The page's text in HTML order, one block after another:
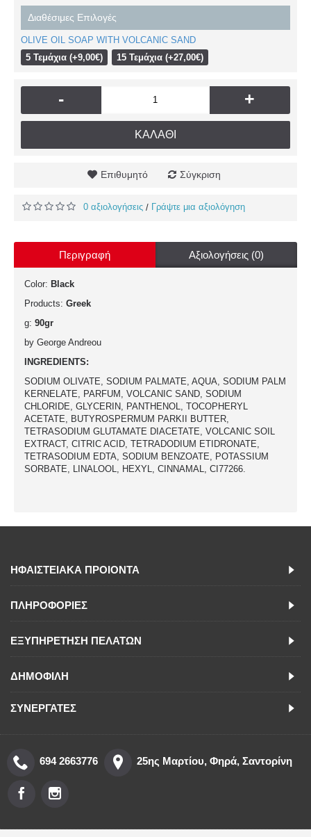
Διαθέσιμες Επιλογές
OLIVE OIL SOAP WITH VOLCANIC SAND
5 Τεμάχια (+9,00€)
15 Τεμάχια (+27,00€)
- +
ΚΑΛΆΘΙ
Επιθυμητό Σύγκριση
0 αξιολογήσεις / Γράψτε μια αξιολόγηση
Περιγραφή Αξιολογήσεις (0)
Color: Black
Products: Greek
g: 90gr
by George Andreou
INGREDIENTS:
SODIUM OLIVATE, SODIUM PALMATE, AQUA, SODIUM PALM
KERNELATE, PARFUM, VOLCANIC SAND, SODIUM
CHLORIDE, GLYCERIN, PANTHENOL, TOCOPHERYL
ACETATE, BUTYROSPERMUM PARKII BUTTER,
TETRASODIUM GLUTAMATE DIACETATE, VOLCANIC SOIL
EXTRACT, CITRIC ACID, TETRADODIUM ETIDRONATE,
TETRASODIUM EDTA, SODIUM BENZOATE, POTASSIUM
SORBATE, LINALOOL, HEXYL, CINNAMAL, CI77266.
ΗΦΑΙΣΤΕΙΑΚΑ ΠΡΟΙΟΝΤΑ
ΠΛΗΡΟΦΟΡΙΕΣ
ΕΞΥΠΗΡΕΤΗΣΗ ΠΕΛΑΤΩΝ
ΔΗΜΟΦΙΛΗ
ΣΥΝΕΡΓΑΤΕΣ
694 2663776 25ης Μαρτίου, Φηρά, Σαντορίνη